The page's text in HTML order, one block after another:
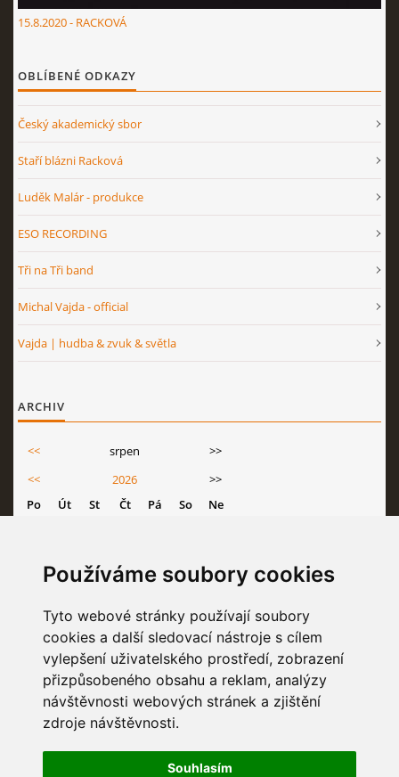
Používáme soubory cookies
Tyto webové stránky používají soubory
cookies a další sledovací nástroje s cílem
vylepšení uživatelského prostředí, zobrazení
přizpůsobeného obsahu a reklam, analýzy
návštěvnosti webových stránek a zjištění
zdroje návštěvnosti.
Souhlasím
15.8.2020 - RACKOVÁ
OBLÍBENÉ ODKAZY
Český akademický sbor
Staří blázni Racková
Luděk Malár - produkce
ESO RECORDING
Tři na Tři band
Michal Vajda - official
Vajda | hudba & zvuk & světla
ARCHIV
<< srpen
>>
<<
2026
>>
Po
Út St Čt Pá So
Ne
11 12 13 14 15
16
18 19 20 21 22
23
25 26 27 28 29
30
STATISTIKY